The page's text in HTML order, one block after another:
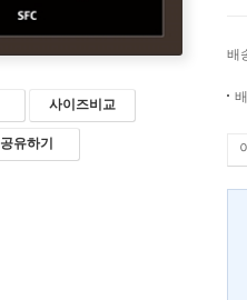
사이즈비교
공유하기
배